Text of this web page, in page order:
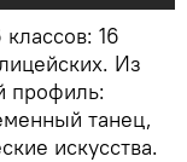
16
Из
профиль:
танец,
искусства.